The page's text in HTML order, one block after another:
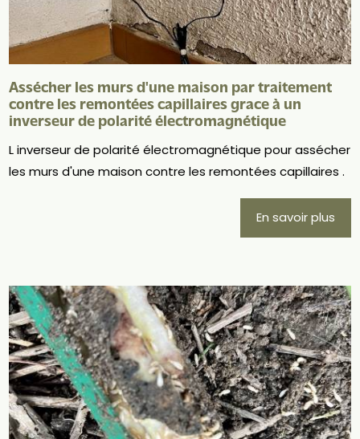
Assécher les murs d'une maison par traitement
contre les remontées capillaires grace à un
inverseur de polarité électromagnétique
L inverseur de polarité électromagnétique pour assécher
les murs d'une maison contre les remontées capillaires .
En savoir plus